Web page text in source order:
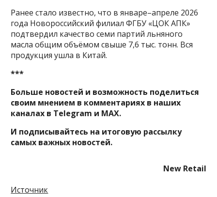
Ранее стало известно, что в январе–апреле 2026
года Новороссийский филиал ФГБУ «ЦОК АПК»
подтвердил качество семи партий льняного
масла общим объёмом свыше 7,6 тыс. тонн. Вся
продукция ушла в Китай.
***
Больше новостей и возможность поделиться
своим мнением в комментариях в наших
каналах в Telegram и MAX.
И подписывайтесь на итоговую рассылку
самых важных новостей.
New Retail
Источник